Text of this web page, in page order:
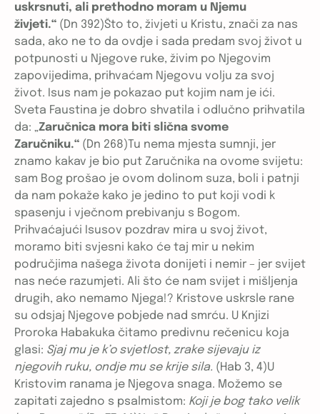
uskrsnuti, ali prethodno moram u Njemu
živjeti.“ (Dn 392)Što to, živjeti u Kristu, znači za nas
sada, ako ne to da ovdje i sada predam svoj život u
potpunosti u Njegove ruke, živim po Njegovim
zapovijedima, prihvaćam Njegovu volju za svoj
život. Isus nam je pokazao put kojim nam je ići.
Sveta Faustina je dobro shvatila i odlučno prihvatila
da: „Zaručnica mora biti slična svome
Zaručniku.“ (Dn 268)Tu nema mjesta sumnji, jer
znamo kakav je bio put Zaručnika na ovome svijetu:
sam Bog prošao je ovom dolinom suza, boli i patnji
da nam pokaže kako je jedino to put koji vodi k
spasenju i vječnom prebivanju s Bogom.
Prihvaćajući Isusov pozdrav mira u svoj život,
moramo biti svjesni kako će taj mir u nekim
područjima našega života donijeti i nemir – jer svijet
nas neće razumjeti. Ali što će nam svijet i mišljenja
drugih, ako nemamo Njega!? Kristove uskrsle rane
su odsjaj Njegove pobjede nad smrću. U Knjizi
Proroka Habakuka čitamo predivnu rečenicu koja
glasi: Sjaj mu je k’o svjetlost, zrake sijevaju iz
njegovih ruku, ondje mu se krije sila. (Hab 3, 4)U
Kristovim ranama je Njegova snaga. Možemo se
zapitati zajedno s psalmistom: Koji je bog tako velik